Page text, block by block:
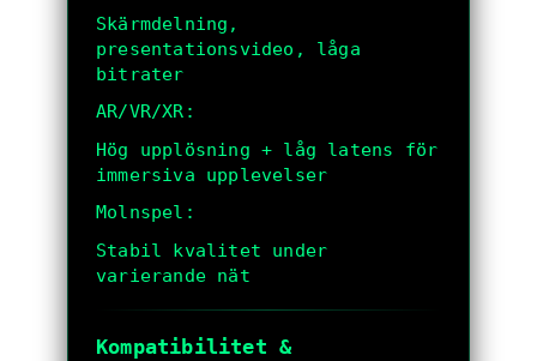
Skärmdelning,
presentationsvideo, låga
bitrater
AR/VR/XR:
Hög upplösning + låg latens för
immersiva upplevelser
Molnspel:
Stabil kvalitet under
varierande nät
Kompatibilitet &